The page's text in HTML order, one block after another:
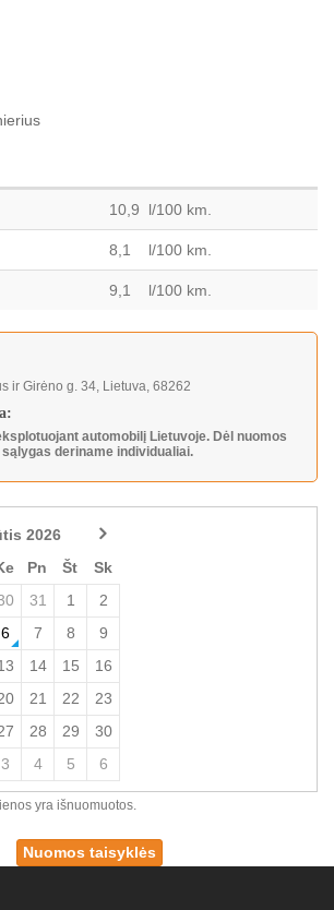
10,9 l/100 km.
8,1 l/100 km.
9,1 l/100 km.
ir Girėno g. 34, Lietuva, 68262
automobilį Lietuvoje. Dėl nuomos
deriname individualiai.
2026
Pn Št
Sk
31 1
2
6 7 8
9
14 15
16
21 22
23
28 29
30
3 4 5 6
yra išnuomuotos.
Nuomos taisyklės